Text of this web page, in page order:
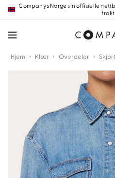
Hopp
frem
innholdet
Companys Norge sin offisielle
Hjem › Klær › Overdeler ›